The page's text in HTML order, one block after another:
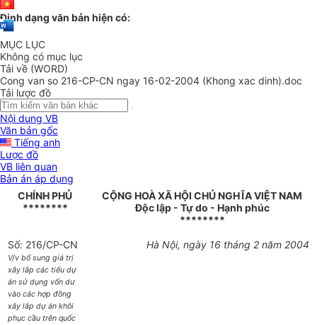
Định dạng văn bản hiện có:
MỤC LỤC
Không có mục lục
Tải về (WORD)
Cong van so 216-CP-CN ngay 16-02-2004 (Khong xac dinh).doc
Tải lược đồ
Nội dung VB
Văn bản gốc
Tiếng anh
Lược đồ
VB liên quan
Bản án áp dụng
CHÍNH PHỦ
********
CỘNG HOÀ XÃ HỘI CHỦ NGHĨA VIỆT NAM
Độc lập - Tự do - Hạnh phúc
********
Số: 216/CP-CN
V/v bổ sung giá trị
xây lắp các tiểu dự
án sử dụng vốn dư
vào các hợp đồng
xây lắp dự án khôi
phục cầu trên quốc
Hà Nội, ngày 16 tháng 2 năm 2004